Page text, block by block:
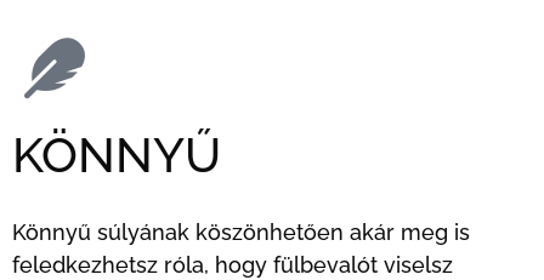
KÖNNYŰ
Könnyű súlyának köszönhetően akár meg is
feledkezhetsz róla, hogy fülbevalót viselsz